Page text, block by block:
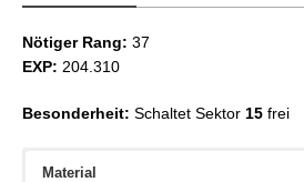
Nötiger Rang: 37
EXP: 204.310
Besonderheit: Schaltet Sektor 15 frei
Material